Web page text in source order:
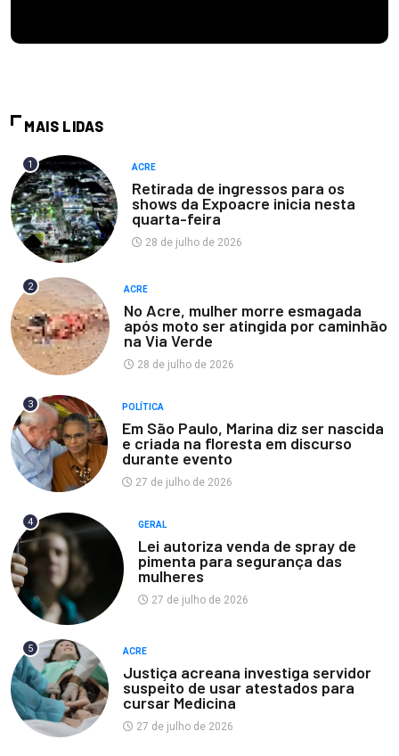
MAIS LIDAS
1 ACRE
Retirada de ingressos para os
shows da Expoacre inicia nesta
quarta-feira
28 de julho de 2026
2 ACRE
No Acre, mulher morre esmagada
após moto ser atingida por caminhão
na Via Verde
28 de julho de 2026
3 POLÍTICA
Em São Paulo, Marina diz ser nascida
e criada na floresta em discurso
durante evento
27 de julho de 2026
4 GERAL
Lei autoriza venda de spray de
pimenta para segurança das
mulheres
27 de julho de 2026
5 ACRE
Justiça acreana investiga servidor
suspeito de usar atestados para
cursar Medicina
27 de julho de 2026